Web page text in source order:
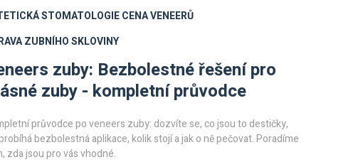
STOMATOLOGIECENA VENEERŮ
ZUBNÍHO SKLOVINY
zuby: Bezbolestné řešení pro
zuby - kompletní průvodce
průvodce po veneers zuby: dozvíte se, co jsou to destičky,
bezbolestná aplikace, kolik stojí a jak o ně pečovat. Poradíme
zda jsou pro vás vhodné.